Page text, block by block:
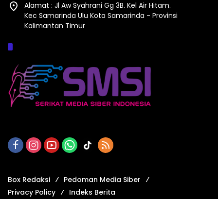
Alamat : Jl Aw Syahrani Gg 3B. Kel Air Hitam.
Kec Samarinda Ulu Kota Samarinda - Provinsi
Kalimantan Timur
Box Redaksi
Pedoman Media Siber
Privacy Policy
Indeks Berita